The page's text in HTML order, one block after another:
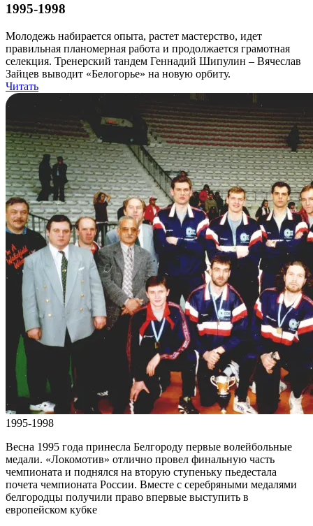
1995-1998
Молодежь набирается опыта, растет мастерство, идет
правильная планомерная работа и продолжается грамотная
селекция. Тренерский тандем Геннадий Шипулин – Вячеслав
Зайцев выводит «Белогорье» на новую орбиту.
Читать
1995-1998
Весна 1995 года принесла Белгороду первые волейбольные
медали. «Локомотив» отлично провел финальную часть
чемпионата и поднялся на вторую ступеньку пьедестала
почета чемпионата России. Вместе с серебряными медалями
белгородцы получили право впервые выступить в
европейском кубке